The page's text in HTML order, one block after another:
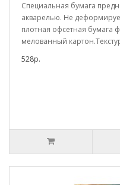
Специальная бумага
акварелью. Не
плотная офсетная бумага
мелованный
528р.